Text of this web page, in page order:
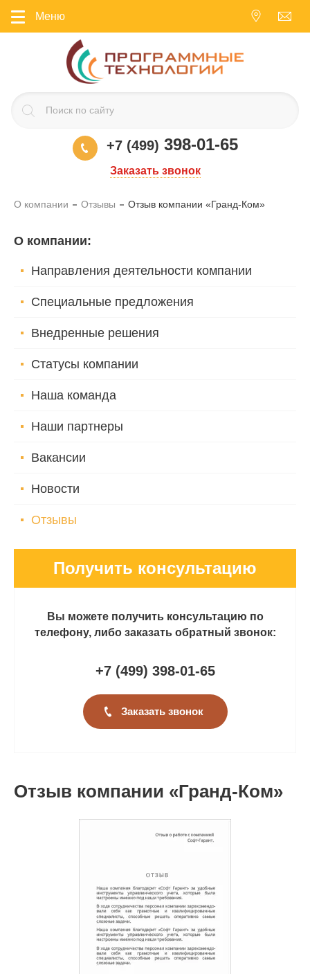
Меню
+7 (499) 398-01-65
Заказать звонок
О компании Отзывы Отзыв компании «Гранд-Ком»
О компании:
Направления деятельности компании
Специальные предложения
Внедренные решения
Статусы компании
Наша команда
Наши партнеры
Вакансии
Новости
Отзывы
Получить консультацию
Вы можете получить консультацию по
телефону, либо заказать обратный звонок:
+7 (499) 398-01-65
Заказать звонок
Отзыв компании «Гранд-Ком»